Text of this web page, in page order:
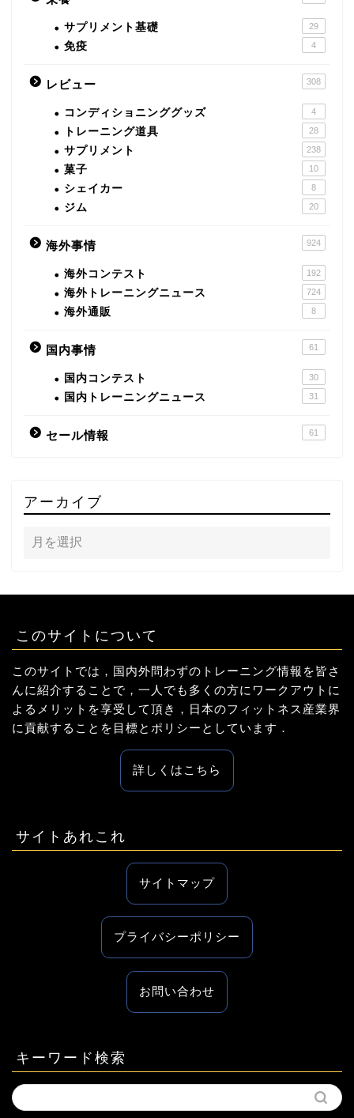
サプリメント基礎 29
免疫 4
レビュー 308
コンディショニンググッズ 4
トレーニング道具 28
サプリメント 238
菓子 10
シェイカー 8
ジム 20
海外事情 924
海外コンテスト 192
海外トレーニングニュース 724
海外通販 8
国内事情 61
国内コンテスト 30
国内トレーニングニュース 31
セール情報 61
アーカイブ
このサイトについて
このサイトでは，国内外問わずのトレーニング情報を皆さ
んに紹介することで，一人でも多くの方にワークアウトに
よるメリットを享受して頂き，日本のフィットネス産業界
に貢献することを目標とポリシーとしています．
詳しくはこちら
サイトあれこれ
サイトマップ
プライバシーポリシー
お問い合わせ
キーワード検索